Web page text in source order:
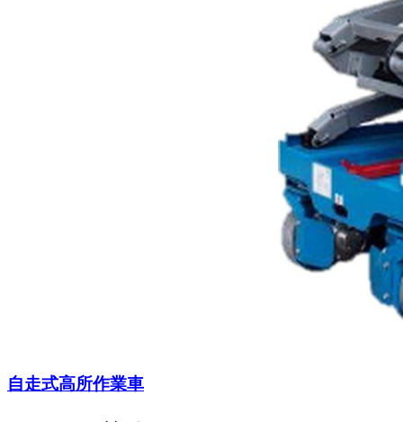
自走式高所作業車